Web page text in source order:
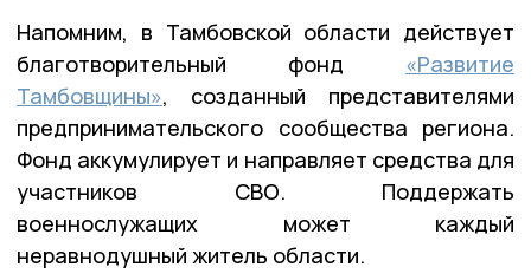
Напомним, в Тамбовской области действует
благотворительный фонд «Развитие
Тамбовщины», созданный представителями
предпринимательского сообщества региона.
Фонд аккумулирует и направляет средства для
участников СВО. Поддержать
военнослужащих может каждый
неравнодушный житель области.